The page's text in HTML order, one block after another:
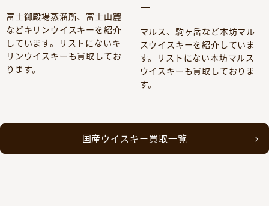
富士御殿場蒸溜所、富士山麓
などキリンウイスキーを紹介
しています。リストにないキ
リンウイスキーも買取してお
ります。
ー
マルス、駒ヶ岳など本坊マル
スウイスキーを紹介していま
す。リストにない本坊マルス
ウイスキーも買取しておりま
す。
国産ウイスキー買取一覧